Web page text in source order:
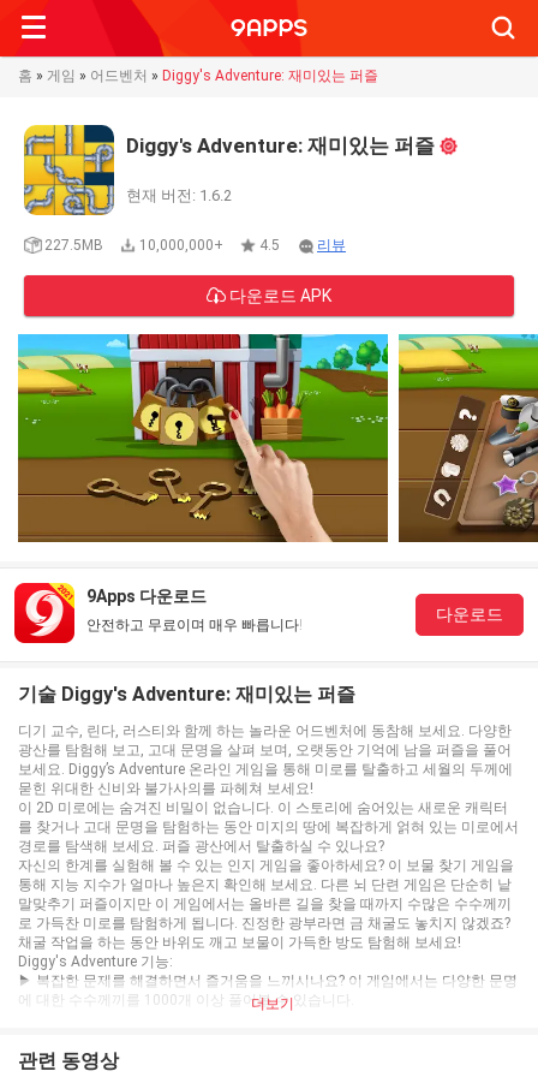
홈 » 게임 » 어드벤처 » Diggy's Adventure: 재미있는 퍼즐
Diggy's Adventure: 재미있는 퍼즐
현재 버전: 1.6.2
227.5MB 10,000,000+ 4.5 리뷰
다운로드 APK
9Apps 다운로드
안전하고 무료이며 매우 빠릅니다!
다운로드
기술 Diggy's Adventure: 재미있는 퍼즐
디기 교수, 린다, 러스티와 함께 하는 놀라운 어드벤처에 동참해 보세요. 다양한
광산를 탐험해 보고, 고대 문명을 살펴 보며, 오랫동안 기억에 남을 퍼즐을 풀어
보세요. Diggy’s Adventure 온라인 게임을 통해 미로를 탈출하고 세월의 두께에
묻힌 위대한 신비와 불가사의를 파헤쳐 보세요!
이 2D 미로에는 숨겨진 비밀이 없습니다. 이 스토리에 숨어있는 새로운 캐릭터
를 찾거나 고대 문명을 탐험하는 동안 미지의 땅에 복잡하게 얽혀 있는 미로에서
경로를 탐색해 보세요. 퍼즐 광산에서 탈출하실 수 있나요?
자신의 한계를 실험해 볼 수 있는 인지 게임을 좋아하세요? 이 보물 찾기 게임을
통해 지능 지수가 얼마나 높은지 확인해 보세요. 다른 뇌 단련 게임은 단순히 낱
말맞추기 퍼즐이지만 이 게임에서는 올바른 길을 찾을 때까지 수많은 수수께끼
로 가득찬 미로를 탐험하게 됩니다. 진정한 광부라면 금 채굴도 놓치지 않겠죠?
채굴 작업을 하는 동안 바위도 깨고 보물이 가득한 방도 탐험해 보세요!
Diggy's Adventure 기능:
▶ 복잡한 문제를 해결하면서 즐거움을 느끼시나요? 이 게임에서는 다양한 문명
에 대한 수수께끼를 1000개 이상 풀어볼 수 있습니다.
▶ 500개 이상의 재미있는 캐릭터와 교감을 나눠 보세요. 자신을 상징하는 광부
더보기
관련 동영상